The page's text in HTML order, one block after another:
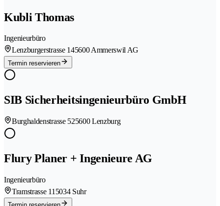
Kubli Thomas
Ingenieurbüro
Lenzburgerstrasse 145600 Ammerswil AG
Termin reservieren
SIB Sicherheitsingenieurbüro GmbH
Burghaldenstrasse 525600 Lenzburg
Flury Planer + Ingenieure AG
Ingenieurbüro
Tramstrasse 11 5034 Suhr